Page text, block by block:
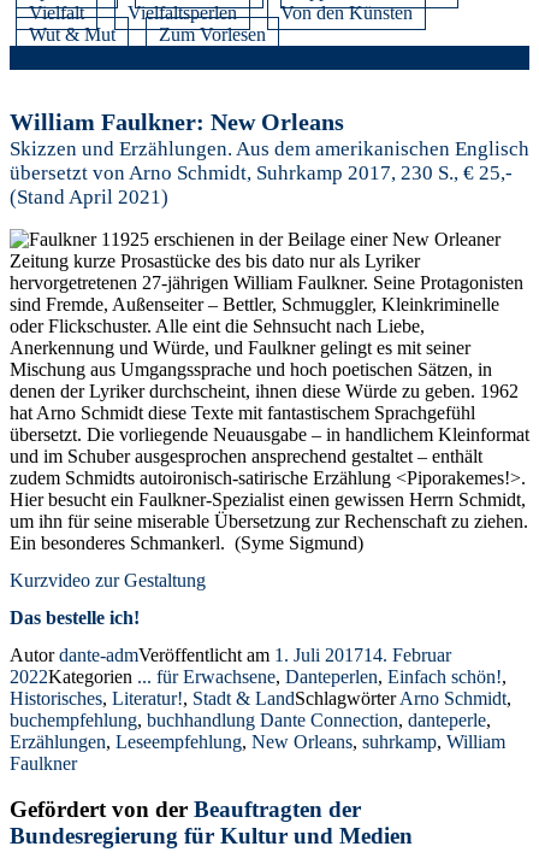
Vielfalt
Vielfaltsperlen
Von den Künsten
Wut & Mut
Zum Vorlesen
William Faulkner: New Orleans
Skizzen und Erzählungen. Aus dem amerikanischen Englisch
übersetzt von Arno Schmidt, Suhrkamp 2017, 230 S., € 25,-
(Stand April 2021)
1925 erschienen in der Beilage einer New Orleaner
Zeitung kurze Prosastücke des bis dato nur als Lyriker
hervorgetretenen 27-jährigen William Faulkner. Seine Protagonisten
sind Fremde, Außenseiter – Bettler, Schmuggler, Kleinkriminelle
oder Flickschuster. Alle eint die Sehnsucht nach Liebe,
Anerkennung und Würde, und Faulkner gelingt es mit seiner
Mischung aus Umgangssprache und hoch poetischen Sätzen, in
denen der Lyriker durchscheint, ihnen diese Würde zu geben. 1962
hat Arno Schmidt diese Texte mit fantastischem Sprachgefühl
übersetzt. Die vorliegende Neuausgabe – in handlichem Kleinformat
und im Schuber ausgesprochen ansprechend gestaltet – enthält
zudem Schmidts autoironisch-satirische Erzählung <Piporakemes!>.
Hier besucht ein Faulkner-Spezialist einen gewissen Herrn Schmidt,
um ihn für seine miserable Übersetzung zur Rechenschaft zu ziehen.
Ein besonderes Schmankerl. (Syme Sigmund)
Kurzvideo zur Gestaltung
Das bestelle ich!
Autordante-admVeröffentlicht am 1. Juli 201714. Februar
2022Kategorien ... für Erwachsene, Danteperlen, Einfach schön!,
Historisches, Literatur!, Stadt & LandSchlagwörterArno Schmidt,
buchempfehlung, buchhandlung Dante Connection, danteperle,
Erzählungen, Leseempfehlung, New Orleans, suhrkamp, William
Faulkner
Gefördert von der Beauftragten der
Bundesregierung für Kultur und Medien